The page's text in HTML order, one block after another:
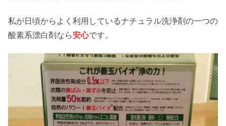
私が日頃からよく利用しているナチュラル洗浄剤の一つの
酸素系漂白剤なら安心です。